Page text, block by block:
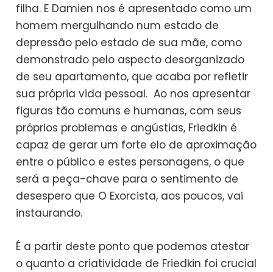
filha. E Damien nos é apresentado como um
homem mergulhando num estado de
depressão pelo estado de sua mãe, como
demonstrado pelo aspecto desorganizado
de seu apartamento, que acaba por refletir
sua própria vida pessoal. Ao nos apresentar
figuras tão comuns e humanas, com seus
próprios problemas e angústias, Friedkin é
capaz de gerar um forte elo de aproximação
entre o público e estes personagens, o que
será a peça-chave para o sentimento de
desespero que O Exorcista, aos poucos, vai
instaurando.
É a partir deste ponto que podemos atestar
o quanto a criatividade de Friedkin foi crucial